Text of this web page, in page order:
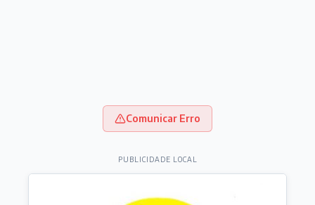
Comunicar Erro
PUBLICIDADE LOCAL